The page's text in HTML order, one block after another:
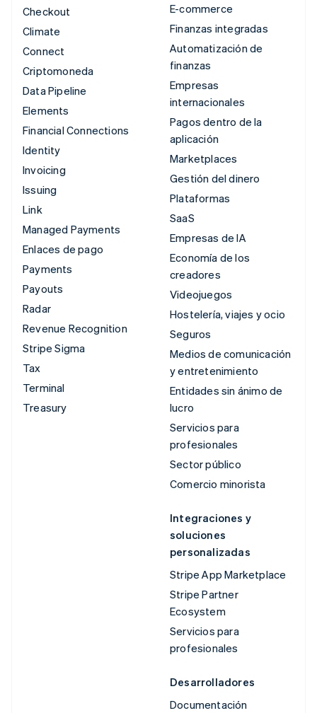
Checkout
Climate
Connect
Criptomoneda
Data Pipeline
Elements
Financial Connections
Identity
Invoicing
Issuing
Link
Managed Payments
Enlaces de pago
Payments
Payouts
Radar
Revenue Recognition
Stripe Sigma
Tax
Terminal
Treasury
E-commerce
Finanzas integradas
Automatización de
finanzas
Empresas
internacionales
Pagos dentro de la
aplicación
Marketplaces
Gestión del dinero
Plataformas
SaaS
Empresas de IA
Economía de los
creadores
Videojuegos
Hostelería, viajes y ocio
Seguros
Medios de comunicación
y entretenimiento
Entidades sin ánimo de
lucro
Servicios para
profesionales
Sector público
Comercio minorista
Integraciones y
soluciones
personalizadas
Stripe App Marketplace
Stripe Partner
Ecosystem
Servicios para
profesionales
Desarrolladores
Documentación